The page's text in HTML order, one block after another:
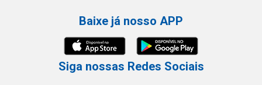
Baixe já nosso APP
Siga nossas Redes Sociais